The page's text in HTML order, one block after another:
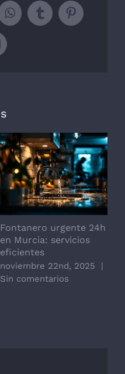
WhatsApp
TumblrPinterest
Fontanero urgente 24h
en Murcia: servicios
eficientes
noviembre 22nd, 2025
|
Sin comentarios